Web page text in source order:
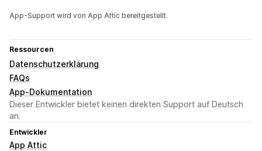
App-Support wird von App Attic bereitgestellt.
Ressourcen
Datenschutzerklärung
FAQs
App-Dokumentation
Dieser Entwickler bietet keinen direkten Support auf Deutsch
an.
Entwickler
App Attic